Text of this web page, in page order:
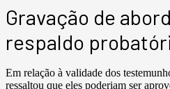
Gravação de
respaldo
Em relação à validade dos
ressaltou que eles poderiam ser